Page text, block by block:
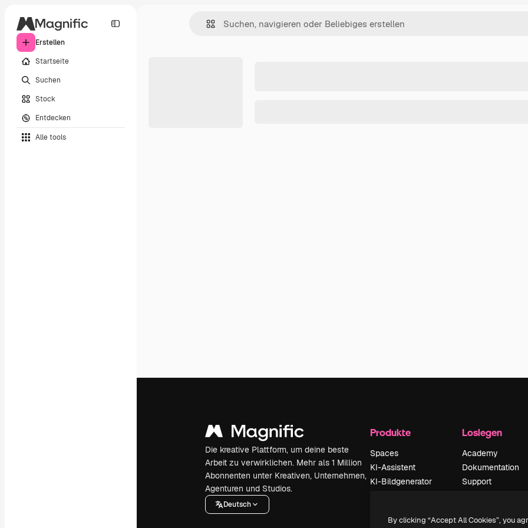
Erstellen
Startseite
Suchen
Stock
Entdecken
Alle tools
Die kreative Plattform, um deine beste
Arbeit zu verwirklichen. Mehr als 1 Million
Abonnenten unter Kreativen, Unternehmen,
Agenturen und Studios.
Deutsch
Produkte
Spaces
KI-Assistent
KI-Bildgenerator
Stimmengenerator
Loslegen
Academy
Dokumentation
Support
Originale Neu
By clicking “Accept All Cookies”, you